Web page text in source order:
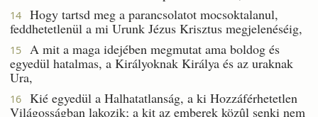
14
Hogy tartsd meg a parancsolatot mocsoktalanul,
feddhetetlenül a mi Urunk Jézus Krisztus megjelenéséig,
15
A mit a maga idejében megmutat ama boldog és
egyedül hatalmas, a Királyoknak Királya és az uraknak
Ura,
16
Kié egyedül a Halhatatlanság, a ki Hozzáférhetetlen
Világosságban lakozik; a kit az emberek közûl senki nem